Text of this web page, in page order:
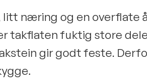
næring og en overflate
takflaten fuktig store
gir godt feste.